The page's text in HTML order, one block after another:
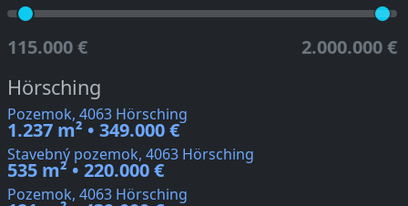
115.000 € 2.000.000 €
Hörsching
Pozemok, 4063 Hörsching
1.237 m² • 349.000 €
Stavebný pozemok, 4063 Hörsching
535 m² • 220.000 €
Pozemok, 4063 Hörsching